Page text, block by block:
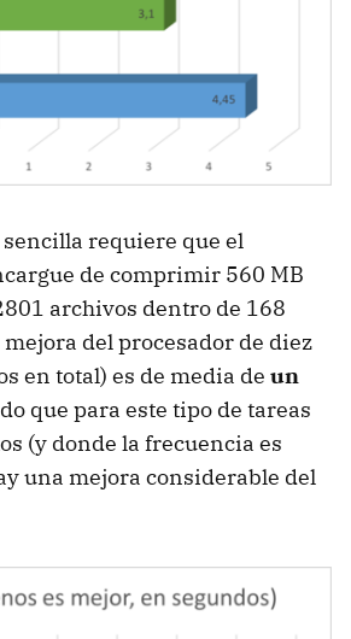
requiere que el
de comprimir 560 MB
archivos dentro de 168
del procesador de diez
en total) es de media de un
que para este tipo de tareas
(y donde la frecuencia es
una mejora considerable del